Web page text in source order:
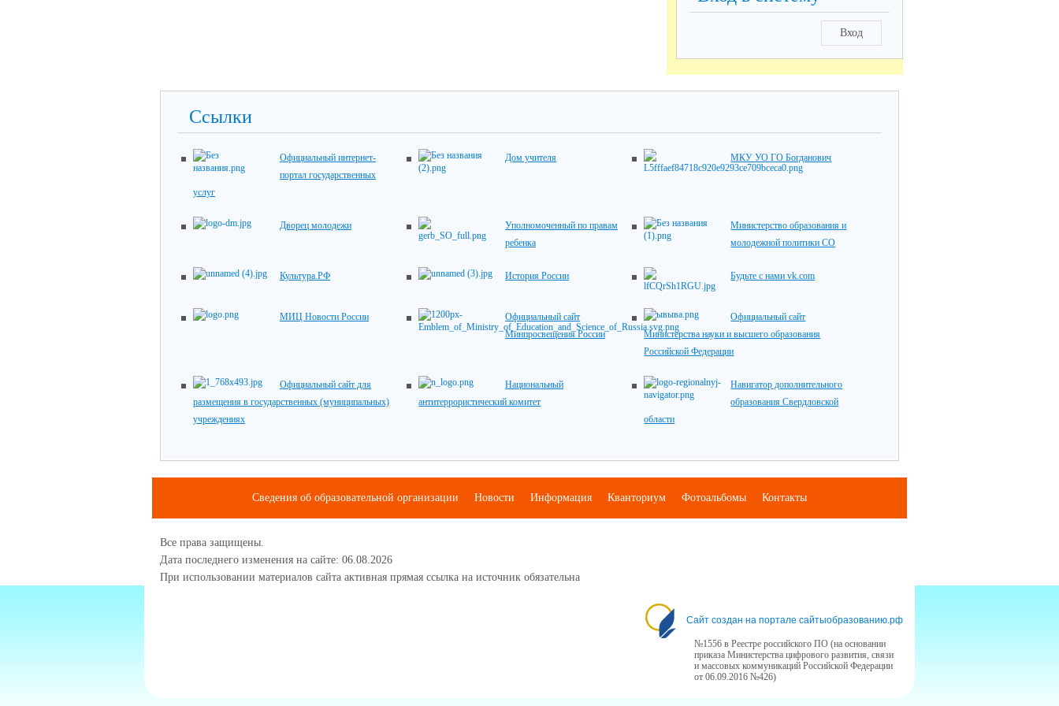
Вход
Ссылки
Официальный интернет-
портал государственных
услуг
Дом учителя МКУ УО ГО Богданович
Дворец молодежи
Уполномоченный по правам
ребенка
Министерство образования и
молодежной политики СО
Культура.РФ История России Будьте с нами vk.com
МИЦ Новости России
Официальный сайт
Минпросвещения России
Официальный сайт
Министерства науки и высшего образования
Российской Федерации
Официальный сайт для
размещения в государственных (муниципальных)
учреждениях
Национальный
антитеррористический комитет
Навигатор дополнительного
образования Свердловской
области
Сведения об образовательной организации Новости Информация Кванториум Фотоальбомы Контакты
Все права защищены.
Дата последнего изменения на сайте: 06.08.2026
При использовании материалов сайта активная прямая ссылка на источник обязательна
Сайт создан на портале сайтыобразованию.рф
№1556 в Реестре российского ПО (на основании
приказа Министерства цифрового развития, связи
и массовых коммуникаций Российской Федерации
от 06.09.2016 №426)